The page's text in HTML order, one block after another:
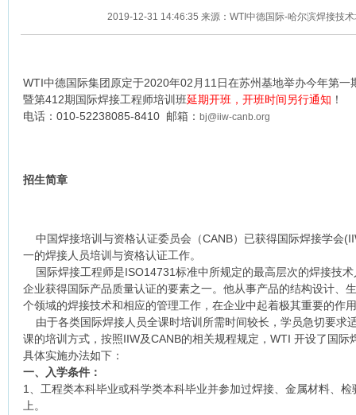
2019-12-31 14:46:35 来源：WTI中德国际-哈尔滨焊接技
WTI中德国际集团原定于2020年02月11日在苏州基地举办今年第一
暨第412期国际焊接工程师培训班延期开班，开班时间另行通知 ！
电话：010-52238085-8410 邮箱： bj@iiw-canb.org
招生简章
中国焊接培训与资格认证委员会（CANB）已获得国际焊接学会
一的焊接人员培训与资格认证工作。
国际焊接工程师是ISO14731标准中所规定的最高层次的焊接技
企业获得国际产品质量认证的要素之一。他从事产品的结构设计、
个领域的焊接技术和相应的管理工作，在企业中起着极其重要的作
由于各类国际焊接人员全课时培训所需时间较长，学员急切要求
课的培训方式，按照IIW及CANB的相关规程规定，WTI 开设了国
具体实施办法如下：
一、入学条件：
1、工程类本科毕业或科学类本科毕业并参加过焊接、金属材料、
上。